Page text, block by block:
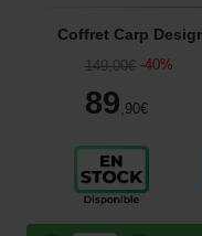
Coffret Carp
149,00€ -40%
89 ,90€